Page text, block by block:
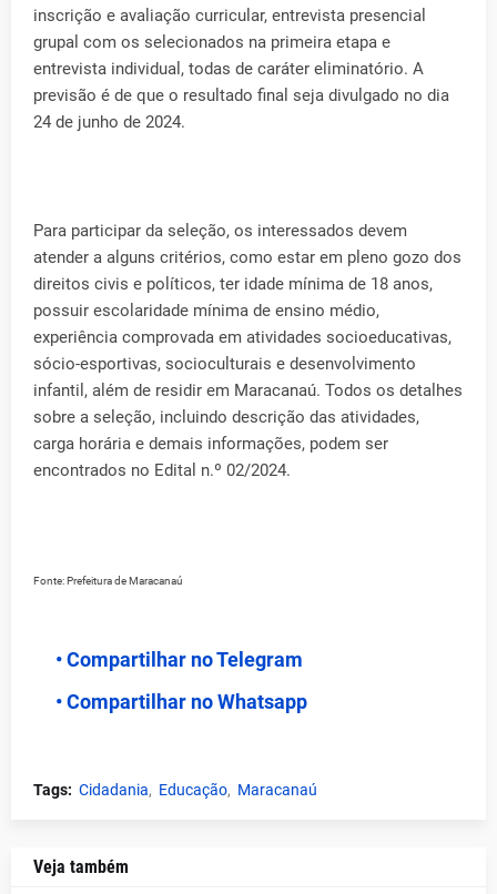
inscrição e avaliação curricular, entrevista presencial
grupal com os selecionados na primeira etapa e
entrevista individual, todas de caráter eliminatório. A
previsão é de que o resultado final seja divulgado no dia
24 de junho de 2024.
Para participar da seleção, os interessados devem
atender a alguns critérios, como estar em pleno gozo dos
direitos civis e políticos, ter idade mínima de 18 anos,
possuir escolaridade mínima de ensino médio,
experiência comprovada em atividades socioeducativas,
sócio-esportivas, socioculturais e desenvolvimento
infantil, além de residir em Maracanaú. Todos os detalhes
sobre a seleção, incluindo descrição das atividades,
carga horária e demais informações, podem ser
encontrados no Edital n.º 02/2024.
Fonte: Prefeitura de Maracanaú
• Compartilhar no Telegram
• Compartilhar no Whatsapp
Tags: Cidadania Educação Maracanaú
Veja também